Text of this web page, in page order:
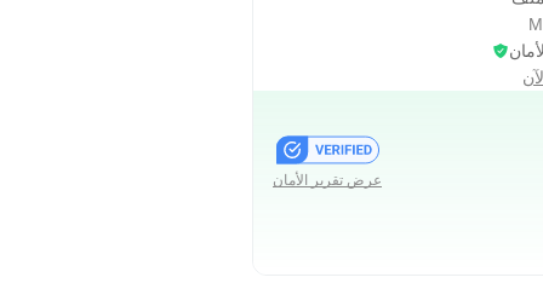
عرض تقرير الأمان